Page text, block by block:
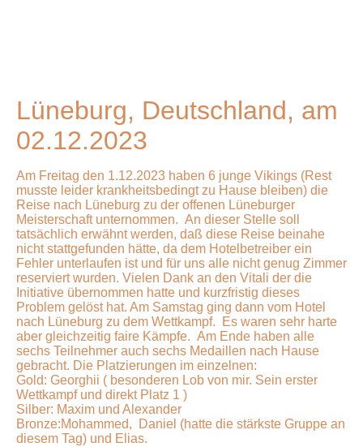
Lüneburg, Deutschland, am
02.12.2023
Am Freitag den 1.12.2023 haben 6 junge Vikings (Rest
musste leider krankheitsbedingt zu Hause bleiben) die
Reise nach Lüneburg zu der offenen Lüneburger
Meisterschaft unternommen. An dieser Stelle soll
tatsächlich erwähnt werden, daß diese Reise beinahe
nicht stattgefunden hätte, da dem Hotelbetreiber ein
Fehler unterlaufen ist und für uns alle nicht genug Zimmer
reserviert wurden. Vielen Dank an den Vitali der die
Initiative übernommen hatte und kurzfristig dieses
Problem gelöst hat. Am Samstag ging dann vom Hotel
nach Lüneburg zu dem Wettkampf. Es waren sehr harte
aber gleichzeitig faire Kämpfe. Am Ende haben alle
sechs Teilnehmer auch sechs Medaillen nach Hause
gebracht. Die Platzierungen im einzelnen:
Gold: Georghii ( besonderen Lob von mir. Sein erster
Wettkampf und direkt Platz 1 )
Silber: Maxim und Alexander
Bronze:Mohammed, Daniel (hatte die stärkste Gruppe an
diesem Tag) und Elias.